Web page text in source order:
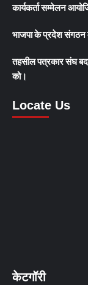
कार्यकर्ता सम्मेलन
भाजपा के प्रदेश संगठन
तहसील पत्रकार संघ
को।
Locate Us
केटगॉरी